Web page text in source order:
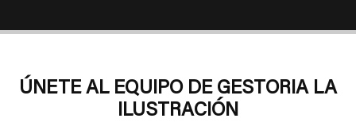
ÚNETE AL EQUIPO DE GESTORIA LA
ILUSTRACIÓN